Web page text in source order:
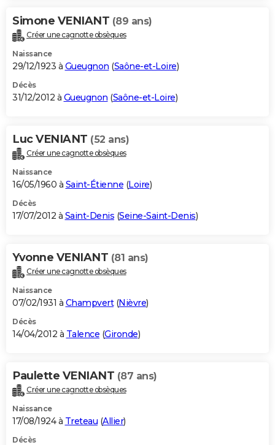
Simone VENIANT (89 ans)
Créer une cagnotte obsèques
Naissance
29/12/1923 à Gueugnon (Saône-et-Loire)
Décès
31/12/2012 à Gueugnon (Saône-et-Loire)
Luc VENIANT (52 ans)
Créer une cagnotte obsèques
Naissance
16/05/1960 à Saint-Étienne (Loire)
Décès
17/07/2012 à Saint-Denis (Seine-Saint-Denis)
Yvonne VENIANT (81 ans)
Créer une cagnotte obsèques
Naissance
07/02/1931 à Champvert(Nièvre)
Décès
14/04/2012 à Talence (Gironde)
Paulette VENIANT (87 ans)
Créer une cagnotte obsèques
Naissance
17/08/1924 à Treteau (Allier)
Décès